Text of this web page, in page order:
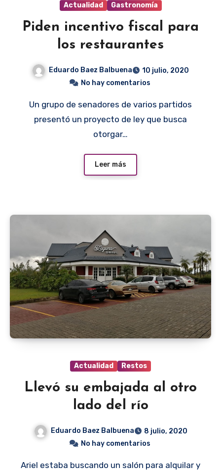
Actualidad Gastronomía
Piden incentivo fiscal para
los restaurantes
Eduardo Baez Balbuena
10 julio, 2020
No hay comentarios
Un grupo de senadores de varios partidos
presentó un proyecto de ley que busca
otorgar…
Leer más
Actualidad Restos
Llevó su embajada al otro
lado del río
Eduardo Baez Balbuena
8 julio, 2020
No hay comentarios
Ariel estaba buscando un salón para alquilar y